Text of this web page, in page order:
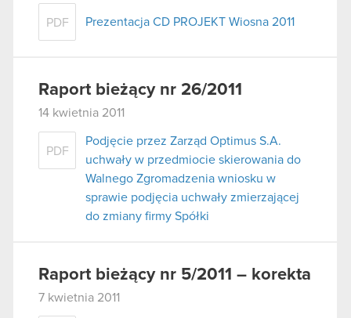
PDF Prezentacja CD PROJEKT Wiosna 2011
Raport bieżący nr 26/2011
14 kwietnia 2011
PDF
Podjęcie przez Zarząd Optimus S.A.
uchwały w przedmiocie skierowania do
Walnego Zgromadzenia wniosku w
sprawie podjęcia uchwały zmierzającej
do zmiany firmy Spółki
Raport bieżący nr 5/2011 – korekta
7 kwietnia 2011